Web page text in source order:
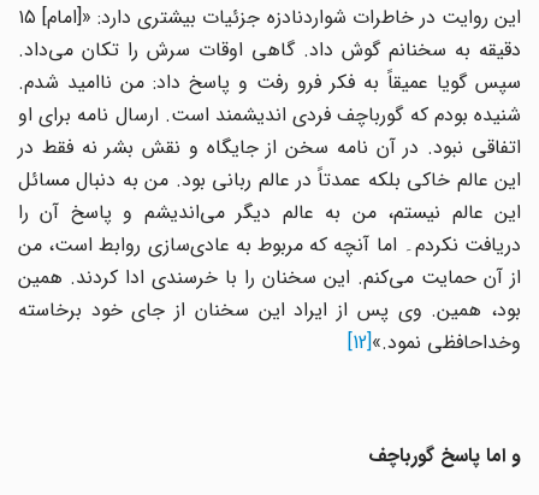
این روایت در خاطرات شواردنادزه جزئیات بیشتری دارد: «[امام] ١۵
دقیقه به سخنانم گوش داد. گاهی اوقات سرش را تکان می‌داد.
سپس گویا عمیقاً به فکر فرو رفت و پاسخ داد: من ناامید شدم.
شنیده بودم که گورباچف فردی اندیشمند است. ارسال نامه برای او
اتفاقی نبود. در آن نامه سخن از جایگاه و نقش بشر نه فقط در
این عالم خاکی بلکه عمدتاً در عالم ربانی بود. من به دنبال مسائل
این عالم نیستم، من به عالم دیگر می‌اندیشم و پاسخ آن را
دریافت نکردم۔ اما آنچه که مربوط به عادی‌سازی روابط است، من
از آن حمایت می‌کنم. این سخنان را با خرسندی ادا کردند. همین
بود، همین. وی پس از ایراد این سخنان از جاى خود برخاسته
وخداحافظى نمود.»[12]
و اما پاسخ گورباچف